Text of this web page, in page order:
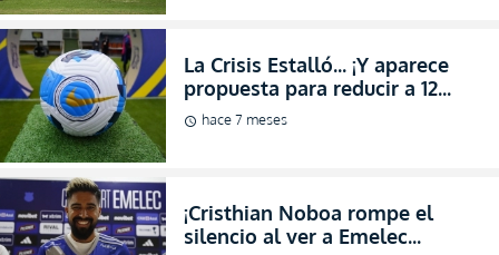
La Crisis Estalló… ¡Y aparece
propuesta para reducir a 12
Equipos la Serie A y salvar el
Fútbol!
schedule hace 7 meses
¡Cristhian Noboa rompe el
silencio al ver a Emelec